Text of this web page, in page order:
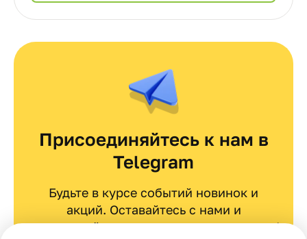
Присоединяйтесь к нам в
Telegram
Будьте в курсе событий новинок и
акций. Оставайтесь с нами и
вдохновляйтесь эксклюзивными идеями!